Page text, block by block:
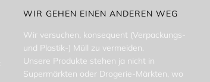
WIR GEHEN EINEN ANDEREN WEG
Wir versuchen, konsequent (Verpackungs-
und Plastik-) Müll zu vermeiden.
Unsere Produkte stehen ja nicht in
Supermärkten oder Drogerie-Märkten, wo